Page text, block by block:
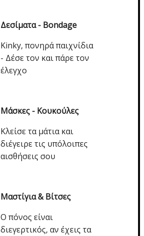
Δεσίματα - Bondage
Kinky, πονηρά παιχνίδια
- Δέσε τον και πάρε τον
έλεγχο
Μάσκες - Κουκούλες
Κλείσε τα μάτια και
διέγειρε τις υπόλοιπες
αισθήσεις σου
Μαστίγια & Βίτσες
Ο πόνος είναι
διεγερτικός, αν έχεις τα